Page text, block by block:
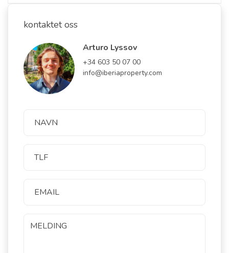
kontaktet oss
Arturo Lyssov
+34 603 50 07 00
info@iberiaproperty.com